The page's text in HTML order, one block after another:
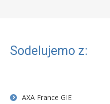
Sodelujemo z:
AXA France GIE